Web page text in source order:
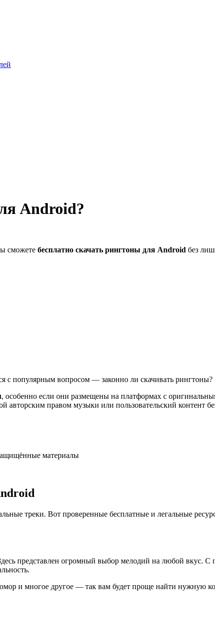
Android?
сможете бесплатно скачать рингтоны для Android без
с популярным вопросом — законно ли скачивать рингтоны?
, особенно если они размещены на платформах с
правом музыки или пользовательский контент
материалы
треки. Вот проверенные бесплатные и легальные
представлен огромный выбор мелодий на любой вкус.
и многое другое — так вам будет проще найти нужную